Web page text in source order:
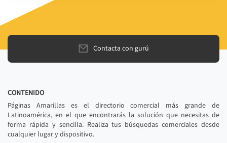
Contacta con gurú
CONTENIDO
Páginas Amarillas es el directorio comercial más grande de
Latinoamérica, en el que encontrarás la solución que necesitas de
forma rápida y sencilla. Realiza tus búsquedas comerciales desde
cualquier lugar y dispositivo.